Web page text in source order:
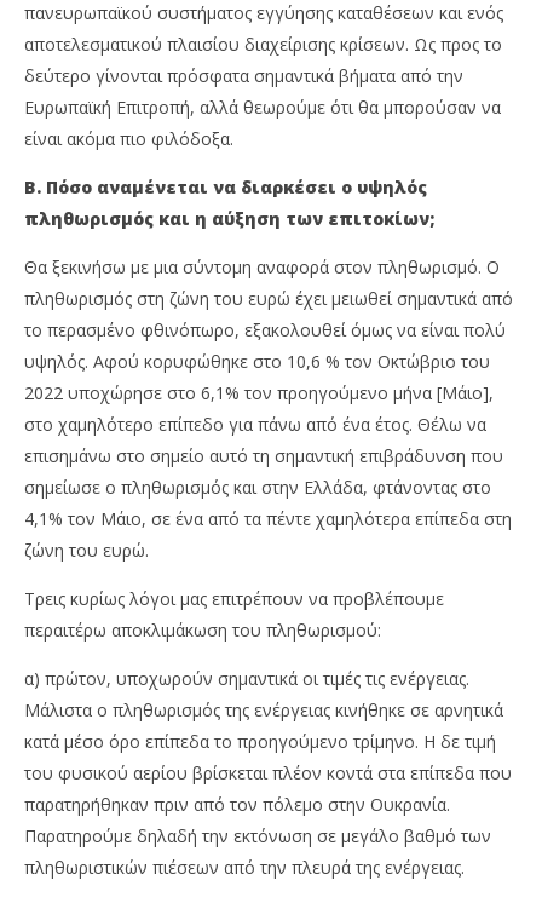
πανευρωπαϊκού συστήματος εγγύησης καταθέσεων και ενός
αποτελεσματικού πλαισίου διαχείρισης κρίσεων. Ως προς το
δεύτερο γίνονται πρόσφατα σημαντικά βήματα από την
Ευρωπαϊκή Επιτροπή, αλλά θεωρούμε ότι θα μπορούσαν να
είναι ακόμα πιο φιλόδοξα.
Β. Πόσο αναμένεται να διαρκέσει ο υψηλός
πληθωρισμός και η αύξηση των επιτοκίων;
Θα ξεκινήσω με μια σύντομη αναφορά στον πληθωρισμό. O
πληθωρισμός στη ζώνη του ευρώ έχει μειωθεί σημαντικά από
το περασμένο φθινόπωρο, εξακολουθεί όμως να είναι πολύ
υψηλός. Αφού κορυφώθηκε στο 10,6 % τον Οκτώβριο του
2022 υποχώρησε στο 6,1% τον προηγούμενο μήνα [Μάιο],
στο χαμηλότερο επίπεδο για πάνω από ένα έτος. Θέλω να
επισημάνω στο σημείο αυτό τη σημαντική επιβράδυνση που
σημείωσε ο πληθωρισμός και στην Ελλάδα, φτάνοντας στο
4,1% τον Μάιο, σε ένα από τα πέντε χαμηλότερα επίπεδα στη
ζώνη του ευρώ.
Τρεις κυρίως λόγοι μας επιτρέπουν να προβλέπουμε
περαιτέρω αποκλιμάκωση του πληθωρισμού:
α) πρώτον, υποχωρούν σημαντικά οι τιμές τις ενέργειας.
Μάλιστα ο πληθωρισμός της ενέργειας κινήθηκε σε αρνητικά
κατά μέσο όρο επίπεδα το προηγούμενο τρίμηνο. Η δε τιμή
του φυσικού αερίου βρίσκεται πλέον κοντά στα επίπεδα που
παρατηρήθηκαν πριν από τον πόλεμο στην Ουκρανία.
Παρατηρούμε δηλαδή την εκτόνωση σε μεγάλο βαθμό των
πληθωριστικών πιέσεων από την πλευρά της ενέργειας.